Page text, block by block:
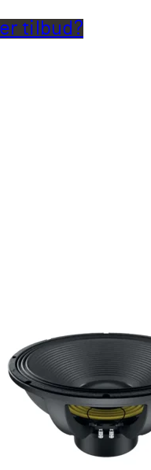
tilbud?